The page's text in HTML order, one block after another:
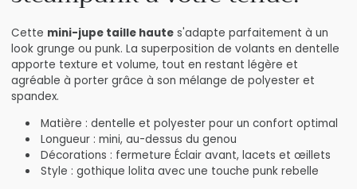
Cette mini-jupe taille hautes'adapte parfaitement à un
look grunge ou punk. La superposition de volants en dentelle
apporte texture et volume, tout en restant légère et
agréable à porter grâce à son mélange de polyester et
spandex.
Matière : dentelle et polyester pour un confort optimal
Longueur : mini, au-dessus du genou
Décorations : fermeture Éclair avant, lacets et œillets
Style : gothique lolita avec une touche punk rebelle